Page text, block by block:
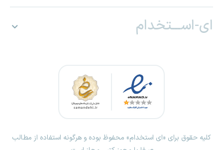
ای-اســـتخدام
کلیه حقوق برای «ای استخدام» محفوظ بوده و هرگونه استفاده از مطالب